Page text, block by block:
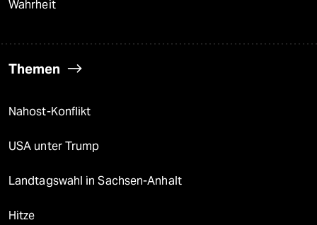
Wahrheit
Themen
Nahost-Konflikt
USA unter Trump
Landtagswahl in Sachsen-Anhalt
Hitze